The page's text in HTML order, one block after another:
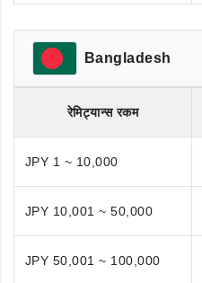
Bangladesh
रेमिट्यान्स रकम
JPY 1 ~ 10,000
JPY 10,001 ~ 50,000
JPY 50,001 ~ 100,000